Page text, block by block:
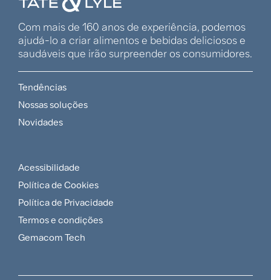
Com mais de 160 anos de experiência, podemos
ajudá-lo a criar alimentos e bebidas deliciosos e
saudáveis que irão surpreender os consumidores.
Multilingual
footer
Tendências
Nossas soluções
Novidades
LATAM-
ES
footer
policy
Acessibilidade
Política de Cookies
Política de Privacidade
Termos e condições
Gemacom Tech